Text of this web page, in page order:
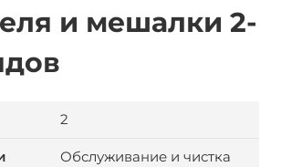
и мешалки 2-
2
Обслуживание и чистка